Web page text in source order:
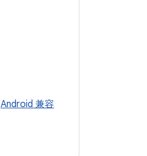
Android 兼容